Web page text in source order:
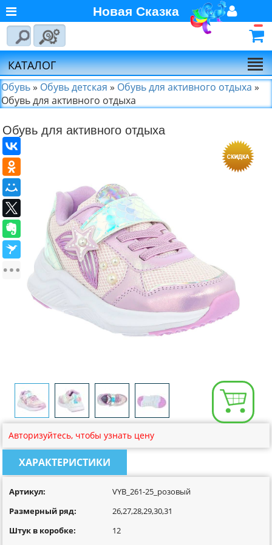
Главная
О компании
Новости
Выбор по брендам
Партнёрам
Калькулятора доставки
Байкал-Сервис
Калькулятора доставки
Первая
Экспедиционная
Компания
Калькулятора доставки
Деловые Линии
Размерная сетка
Контакты
Новая Сказка
Регистрация
Авторизуйтесь
КАТАЛОГ
Обувь» Обувь детская » Обувь для активного отдыха »
Обувь для активного отдыха
Обувь для активного отдыха
Авторизуйтесь, чтобы узнать цену
ХАРАКТЕРИСТИКИ
Артикул:
Размерный ряд:
Штук в коробке:
VYB_261-25_розовый
26,27,28,29,30,31
12